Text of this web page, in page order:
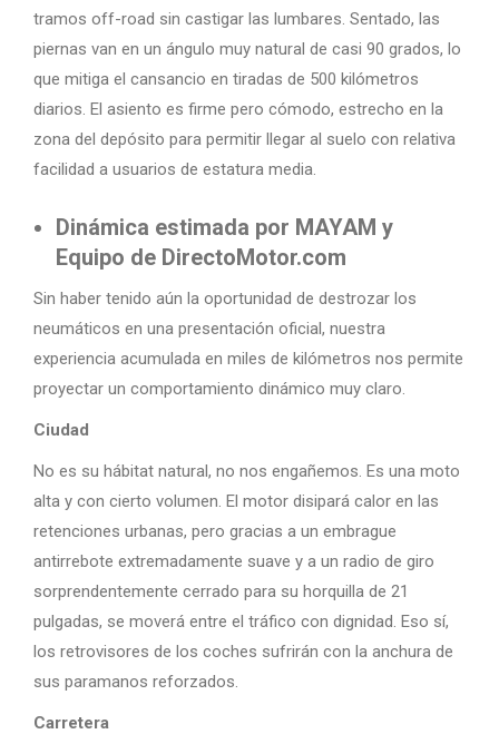
tramos off-road sin castigar las lumbares. Sentado, las
piernas van en un ángulo muy natural de casi 90 grados, lo
que mitiga el cansancio en tiradas de 500 kilómetros
diarios. El asiento es firme pero cómodo, estrecho en la
zona del depósito para permitir llegar al suelo con relativa
facilidad a usuarios de estatura media.
Dinámica estimada por MAYAM y
Equipo de DirectoMotor.com
Sin haber tenido aún la oportunidad de destrozar los
neumáticos en una presentación oficial, nuestra
experiencia acumulada en miles de kilómetros nos permite
proyectar un comportamiento dinámico muy claro.
Ciudad
No es su hábitat natural, no nos engañemos. Es una moto
alta y con cierto volumen. El motor disipará calor en las
retenciones urbanas, pero gracias a un embrague
antirrebote extremadamente suave y a un radio de giro
sorprendentemente cerrado para su horquilla de 21
pulgadas, se moverá entre el tráfico con dignidad. Eso sí,
los retrovisores de los coches sufrirán con la anchura de
sus paramanos reforzados.
Carretera